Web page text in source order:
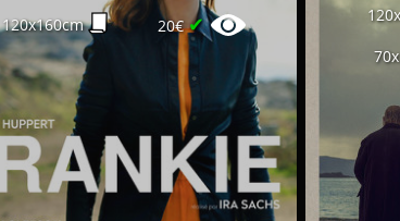
120x160cm 20€✔